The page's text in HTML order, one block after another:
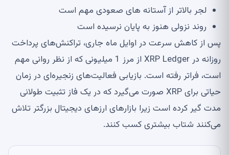
لجر بالاتر از آستانه های صعودی مهم است
روند نزولی هنوز به پایان نرسیده است
پس از کاهش سرعت در اوایل ماه جاری، تراکنش‌های پرداخت
روزانه در XRP Ledger از مرز 1 میلیونی که از نظر روانی مهم
است، فراتر رفته است. بازیابی فعالیت‌های زنجیره‌ای در زمان
حیاتی برای XRP صورت می‌گیرد که در یک فاز تثبیت طولانی
مدت گیر کرده است زیرا بازارهای ارزهای دیجیتال بزرگتر تلاش
می‌کنند شتاب بیشتری کسب کنند.